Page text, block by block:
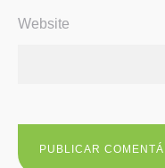
Website